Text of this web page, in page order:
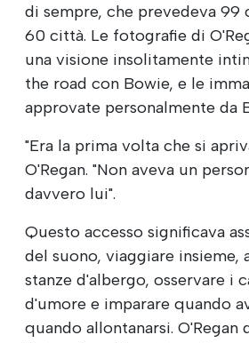
di sempre, che prevedeva
60 città. Le fotografie di
una visione insolitamente
the road con Bowie, e le
approvate personalmente da
"Era la prima volta che si
O'Regan. "Non aveva un
davvero lui".
Questo accesso significava
del suono, viaggiare insieme,
stanze d'albergo, osservare i
d'umore e imparare quando
quando allontanarsi. O'Regan